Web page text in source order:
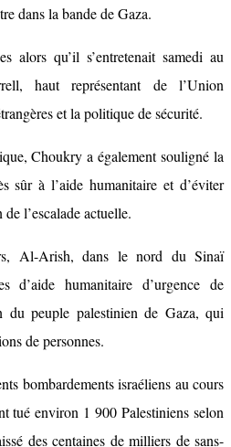
dans la bande de Gaza.
alors qu’il s’entretenait samedi au
haut représentant de l’Union
et la politique de sécurité.
Choukry a également souligné la
sûr à l’aide humanitaire et d’éviter
l’escalade actuelle.
Al-Arish, dans le nord du Sinaï
d’aide humanitaire d’urgence de
du peuple palestinien de Gaza, qui
de personnes.
bombardements israéliens au cours
tué environ 1 900 Palestiniens selon
des centaines de milliers de sans-